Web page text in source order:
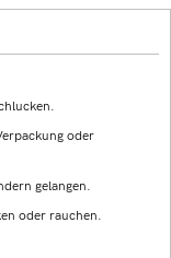
oder
gelangen.
oder rauchen.